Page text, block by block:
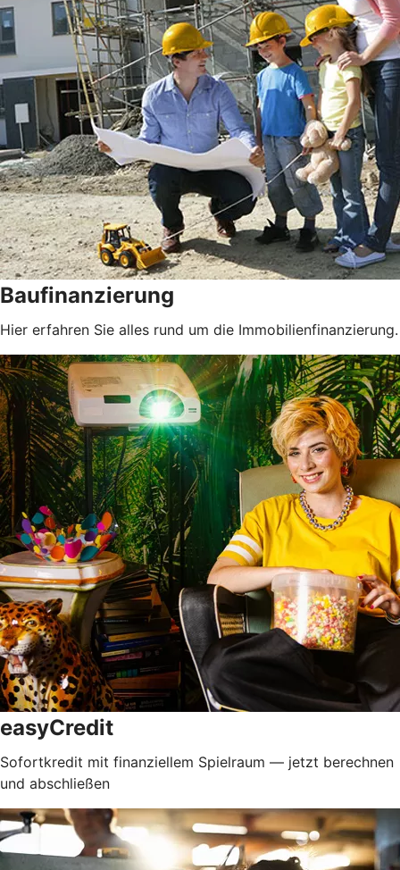
Baufinanzierung
Hier erfahren Sie alles rund um die Immobilienfinanzierung.
easyCredit
Sofortkredit mit finanziellem Spielraum — jetzt berechnen
und abschließen